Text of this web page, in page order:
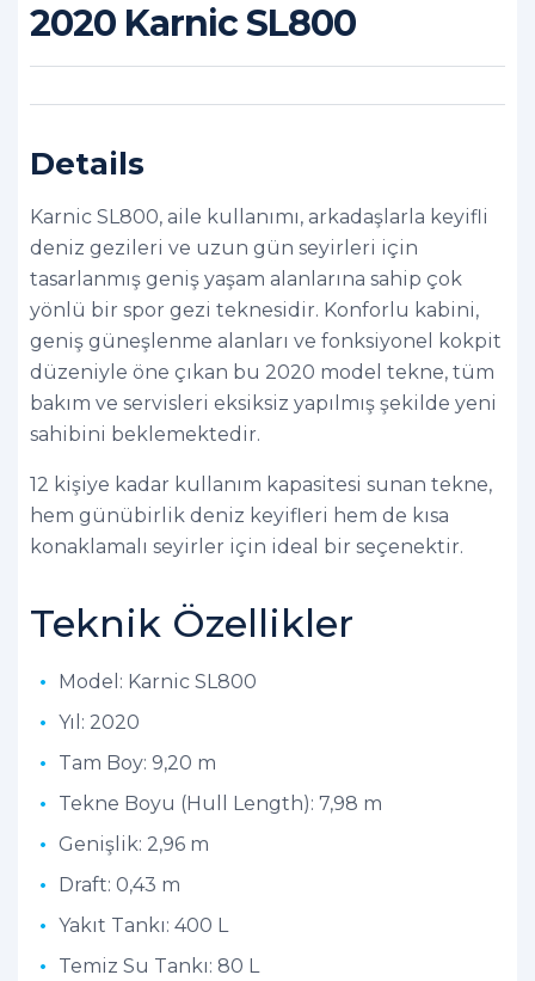
2020 Karnic SL800
Details
Karnic SL800, aile kullanımı, arkadaşlarla keyifli
deniz gezileri ve uzun gün seyirleri için
tasarlanmış geniş yaşam alanlarına sahip çok
yönlü bir spor gezi teknesidir. Konforlu kabini,
geniş güneşlenme alanları ve fonksiyonel kokpit
düzeniyle öne çıkan bu 2020 model tekne, tüm
bakım ve servisleri eksiksiz yapılmış şekilde yeni
sahibini beklemektedir.
12 kişiye kadar kullanım kapasitesi sunan tekne,
hem günübirlik deniz keyifleri hem de kısa
konaklamalı seyirler için ideal bir seçenektir.
Teknik Özellikler
Model: Karnic SL800
Yıl: 2020
Tam Boy: 9,20 m
Tekne Boyu (Hull Length): 7,98 m
Genişlik: 2,96 m
Draft: 0,43 m
Yakıt Tankı: 400 L
Temiz Su Tankı: 80 L